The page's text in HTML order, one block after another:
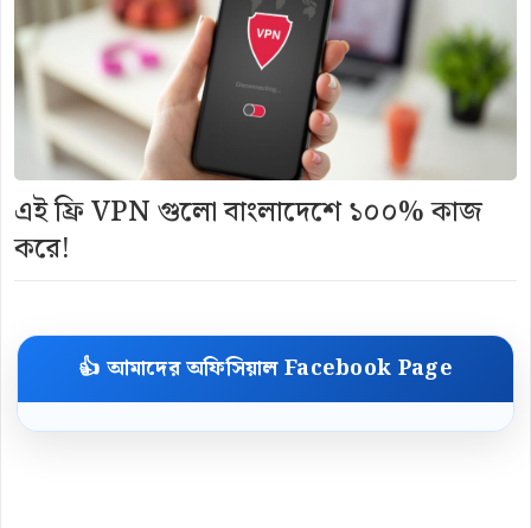
এই ফ্রি VPN গুলো বাংলাদেশে ১০০% কাজ
করে!
👍 আমাদের অফিসিয়াল Facebook Page